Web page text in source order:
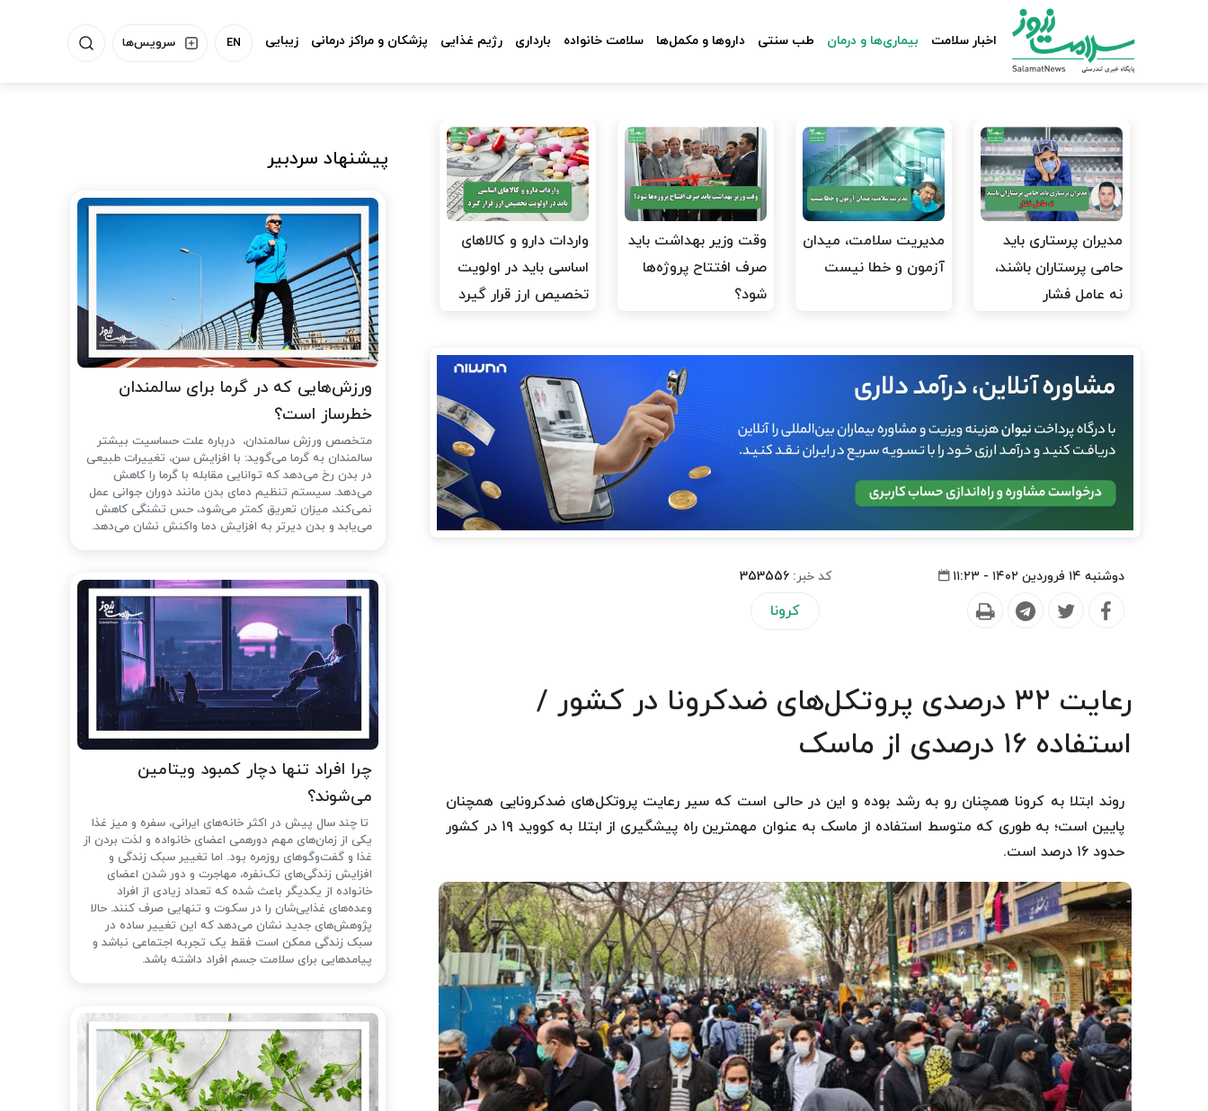
سرویس‌ها EN اخبار سلامت بیماری‌ها و درمان طب سنتی داروها و مکمل‌ها سلامت خانواده بارداری رژیم غذایی پزشکان و مراکز درمانی زیبایی
مدیران پرستاری باید
حامی پرستاران باشند،
نه عامل فشار
مدیریت سلامت، میدان
آزمون و خطا نیست
وقت وزیر بهداشت باید
صرف افتتاح پروژه‌ها
شود؟
واردات دارو و کالاهای
اساسی باید در اولویت
تخصیص ارز قرار گیرد
دوشنبه ۱۴ فروردین ۱۴۰۲ - ۱۱:۲۳ کد خبر:353556
کرونا
رعایت ۳۲ درصدی پروتکل‌های ضدکرونا در کشور /
استفاده ۱۶ درصدی از ماسک
روند ابتلا به کرونا همچنان رو به رشد بوده و این در حالی است که سیر رعایت پروتکل‌های ضدکرونایی همچنان
پایین است؛ به طوری که متوسط استفاده از ماسک به عنوان مهمترین راه پیشگیری از ابتلا به کووید ۱۹ در کشور
حدود ۱۶ درصد است.
پیشنهاد سردبیر
ورزش‌هایی که در گرما برای سالمندان
خطرساز است؟
متخصص ورزش سالمندان، درباره علت حساسیت بیشتر
سالمندان به گرما می‌گوید: با افزایش سن، تغییرات طبیعی
در بدن رخ می‌دهد که توانایی مقابله با گرما را کاهش
می‌دهد. سیستم تنظیم دمای بدن مانند دوران جوانی عمل
نمی‌کند، میزان تعریق کمتر می‌شود، حس تشنگی کاهش
می‌یابد و بدن دیرتر به افزایش دما واکنش نشان می‌دهد.
چرا افراد تنها دچار کمبود ویتامین
می‌شوند؟
تا چند سال پیش در اکثر خانه‌های ایرانی، سفره و میز غذا
یکی از زمان‌های مهم دورهمی اعضای خانواده و لذت بردن از
غذا و گفت‌وگوهای روزمره بود. اما تغییر سبک زندگی و
افزایش زندگی‌های تک‌نفره، مهاجرت و دور شدن اعضای
خانواده از یکدیگر باعث شده که تعداد زیادی از افراد
وعده‌های غذایی‌شان را در سکوت و تنهایی صرف کنند. حالا
پژوهش‌های جدید نشان می‌دهد که این تغییر ساده در
سبک زندگی ممکن است فقط یک تجربه اجتماعی نباشد و
پیامدهایی برای سلامت جسم افراد داشته باشد.